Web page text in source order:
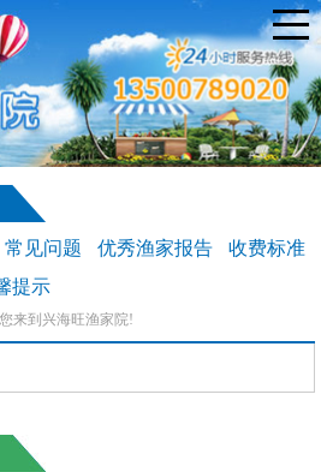
常见问题 优秀渔家报告
收费标准
提示
来到兴海旺渔家院!